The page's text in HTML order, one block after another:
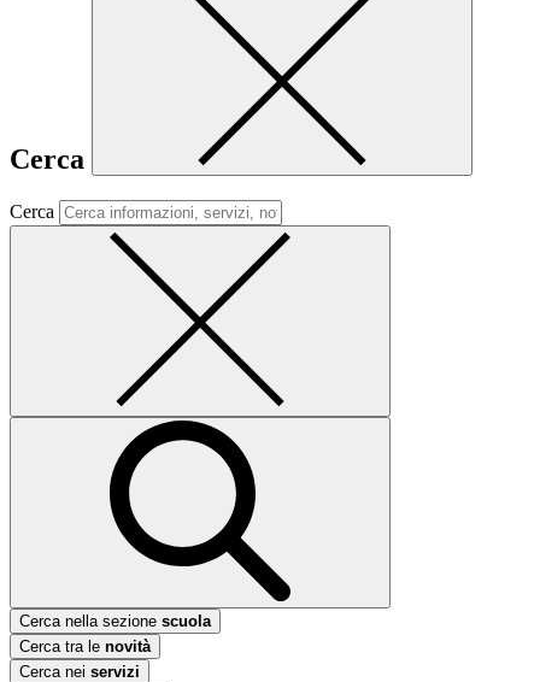
Cerca
Cerca
Cerca nella sezione scuola
Cerca tra le novità
Cerca nei servizi